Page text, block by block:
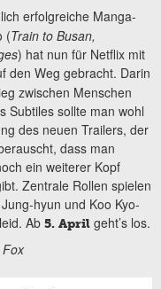
erfolgreiche Manga-
(Train to Busan,
) hat nun für Netflix mit
den Weg gebracht. Darin
zwischen Menschen
Subtiles sollte man wohl
des neuen Trailers, der
dass man
ein weiterer Kopf
Zentrale Rollen spielen
hyun und Koo Kyo-
Ab 5. April geht’s los.
Fox